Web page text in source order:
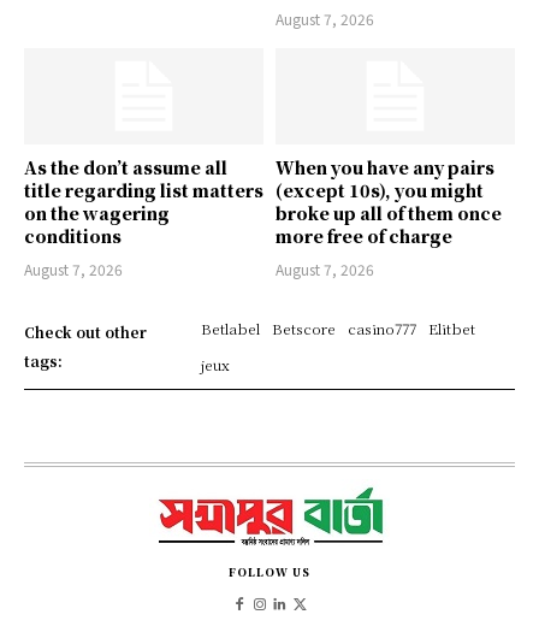
August 7, 2026
As the don’t assume all
title regarding list matters
on the wagering
conditions
August 7, 2026
When you have any pairs
(except 10s), you might
broke up all of them once
more free of charge
August 7, 2026
Check out other
tags:
Betlabel Betscore casino777
Elitbet
jeux
FOLLOW US